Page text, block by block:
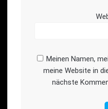
Meinen Namen,
meine Website in
nächste